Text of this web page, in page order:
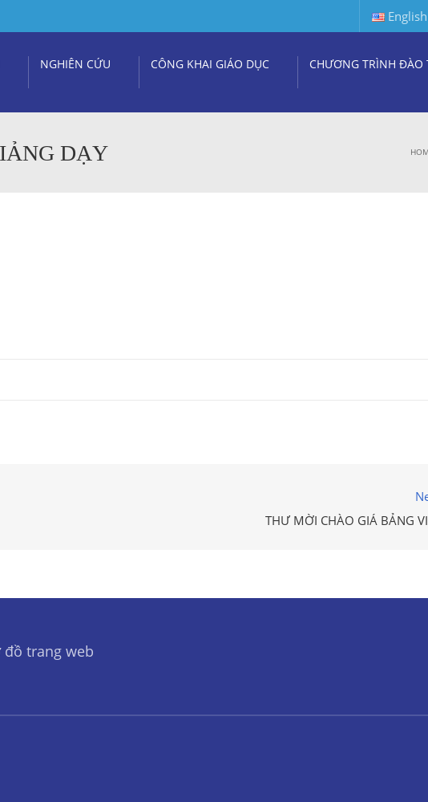
English
NGHIÊN CỨU CÔNG KHAI GIÁO DỤC CHƯƠNG TRÌNH ĐÀO
DẠY
THƯ MỜI CHÀO GIÁ BẢNG
đồ trang web